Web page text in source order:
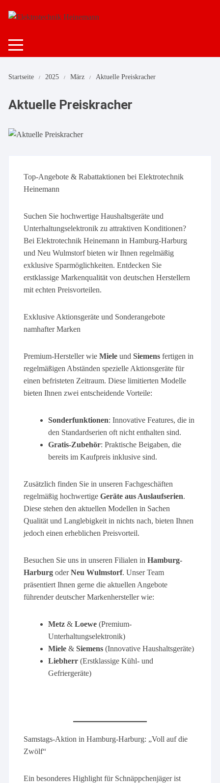
Inhalt
Startseite 2025 März Aktuelle Preiskracher
Aktuelle Preiskracher
Top-Angebote & Rabattaktionen bei Elektrotechnik
Heinemann
Suchen Sie hochwertige Haushaltsgeräte und
Unterhaltungselektronik zu attraktiven Konditionen?
Bei Elektrotechnik Heinemann in Hamburg-Harburg
und Neu Wulmstorf bieten wir Ihnen regelmäßig
exklusive Sparmöglichkeiten. Entdecken Sie
erstklassige Markenqualität von deutschen Herstellern
mit echten Preisvorteilen.
Exklusive Aktionsgeräte und Sonderangebote
namhafter Marken
Premium-Hersteller wieMiele undSiemens fertigen in
regelmäßigen Abständen spezielle Aktionsgeräte für
einen befristeten Zeitraum. Diese limitierten Modelle
bieten Ihnen zwei entscheidende Vorteile:
Sonderfunktionen: Innovative Features, die in
den Standardserien oft nicht enthalten sind.
Gratis-Zubehör: Praktische Beigaben, die
bereits im Kaufpreis inklusive sind.
Zusätzlich finden Sie in unseren Fachgeschäften
regelmäßig hochwertigeGeräte aus Auslaufserien.
Diese stehen den aktuellen Modellen in Sachen
Qualität und Langlebigkeit in nichts nach, bieten Ihnen
jedoch einen erheblichen Preisvorteil.
Besuchen Sie uns in unseren Filialen inHamburg-
Harburg oderNeu Wulmstorf. Unser Team
präsentiert Ihnen gerne die aktuellen Angebote
führender deutscher Markenhersteller wie:
Metz &Loewe (Premium-
Unterhaltungselektronik)
Miele &Siemens (Innovative Haushaltsgeräte)
Liebherr (Erstklassige Kühl- und
Gefriergeräte)
Samstags-Aktion in Hamburg-Harburg: „Voll auf die
Zwölf“
Ein besonderes Highlight für Schnäppchenjäger ist